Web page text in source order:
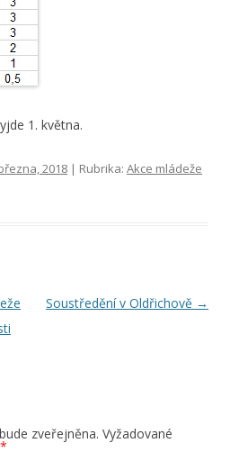
1. května.
2018 | Rubrika: Akce mládeže
Soustředění v Oldřichově →
zveřejněna. Vyžadované
*